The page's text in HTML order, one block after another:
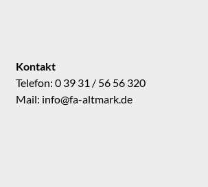
Kontakt
Telefon: 0 39 31 / 56 56 320
Mail: info@fa-altmark.de